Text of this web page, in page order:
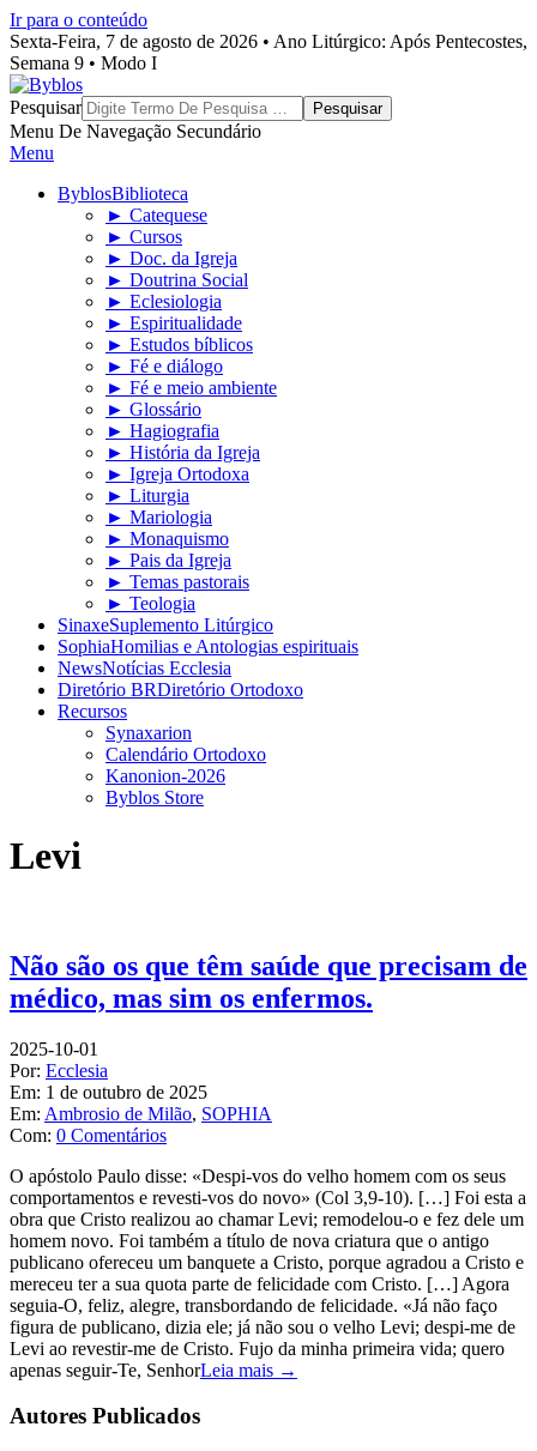
Ir para o conteúdo
Sexta-Feira, 7 de agosto de 2026 • Ano Litúrgico: Após Pentecostes,
Semana 9 • Modo I
Byblos
Pesquisar
Menu De Navegação Secundário
Menu
ByblosBiblioteca
► Catequese
► Cursos
► Doc. da Igreja
► Doutrina Social
► Eclesiologia
► Espiritualidade
► Estudos bíblicos
► Fé e diálogo
► Fé e meio ambiente
► Glossário
► Hagiografia
► História da Igreja
► Igreja Ortodoxa
► Liturgia
► Mariologia
► Monaquismo
► Pais da Igreja
► Temas pastorais
► Teologia
SinaxeSuplemento Litúrgico
SophiaHomilias e Antologias espirituais
NewsNotícias Ecclesia
Diretório BRDiretório Ortodoxo
Recursos
Synaxarion
Calendário Ortodoxo
Kanonion-2026
Byblos Store
Levi
Não são os que têm saúde que precisam de
médico, mas sim os enfermos.
2025-10-01
Por: Ecclesia
Em: 1 de outubro de 2025
Em: Ambrosio de Milão, SOPHIA
Com: 0 Comentários
O apóstolo Paulo disse: «Despi-vos do velho homem com os seus
comportamentos e revesti-vos do novo» (Col 3,9-10). […] Foi esta a
obra que Cristo realizou ao chamar Levi; remodelou-o e fez dele um
homem novo. Foi também a título de nova criatura que o antigo
publicano ofereceu um banquete a Cristo, porque agradou a Cristo e
mereceu ter a sua quota parte de felicidade com Cristo. […] Agora
seguia-O, feliz, alegre, transbordando de felicidade. «Já não faço
figura de publicano, dizia ele; já não sou o velho Levi; despi-me de
Levi ao revestir-me de Cristo. Fujo da minha primeira vida; quero
apenas seguir-Te, SenhorLeia mais →
Autores Publicados